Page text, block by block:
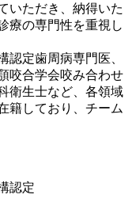
いただき、納得いた
療の専門性を重視し
認定歯周病専門医、
咬合学会咬み合わせ
衛生士など、各領域
籍しており、チーム
認定